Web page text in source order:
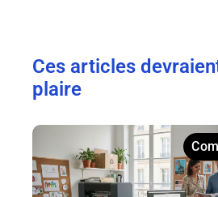
Ces articles
plaire